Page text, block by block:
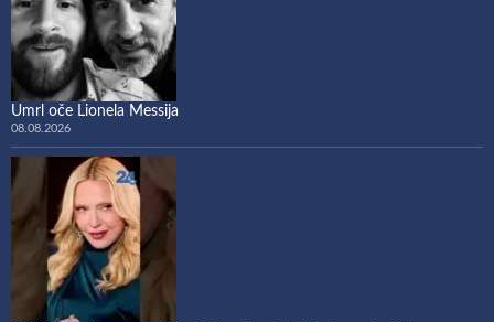
Umrl oče Lionela Messija
08.08.2026